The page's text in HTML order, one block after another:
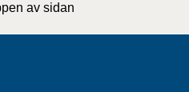
av sidan